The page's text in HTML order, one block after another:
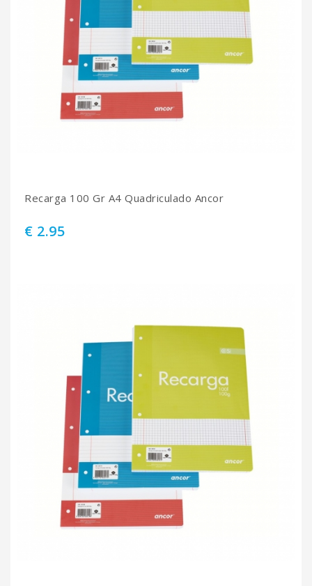
Recarga 100 Gr A4 Quadriculado Ancor
€ 2.95